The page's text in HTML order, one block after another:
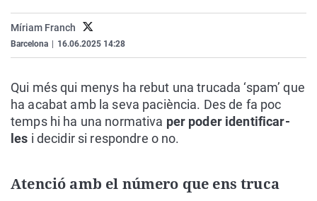
Operación Viuda
Navarra
País Vasco
Míriam Franch
Barcelona 16.06.2025 14:28
Qui més qui menys ha rebut una trucada ‘spam’ que
ha acabat amb la seva paciència. Des de fa poc
temps hi ha una normativa per poder identificar-
les i decidir si respondre o no.
Atenció amb el número que ens truca